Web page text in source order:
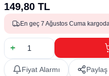
149,80 TL
En geç 7 Ağustos Cuma
Fiyat Alarmı Paylaş